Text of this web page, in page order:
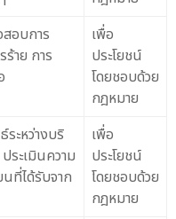
สอบการ
าย การ
เพื่อ
ประโยชน์
โดยชอบด้วย
กฎหมาย
ะหว่างบริ
ระเมินความ
ที่ได้รับจาก
เพื่อ
ประโยชน์
โดยชอบด้วย
กฎหมาย